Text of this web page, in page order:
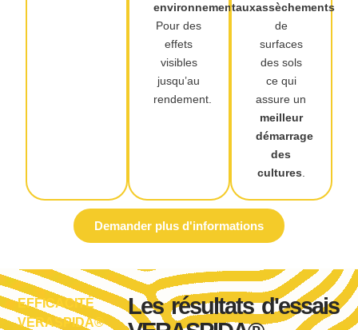
environnementaux.
Pour des
effets
visibles
jusqu’au
rendement.
assèchements
de
surfaces
des sols
ce qui
assure un
meilleur
démarrage
des
cultures.
Demander plus d'informations
EFFICACITÉ
VERASPIDA®
Les résultats d'essais
Moyenne